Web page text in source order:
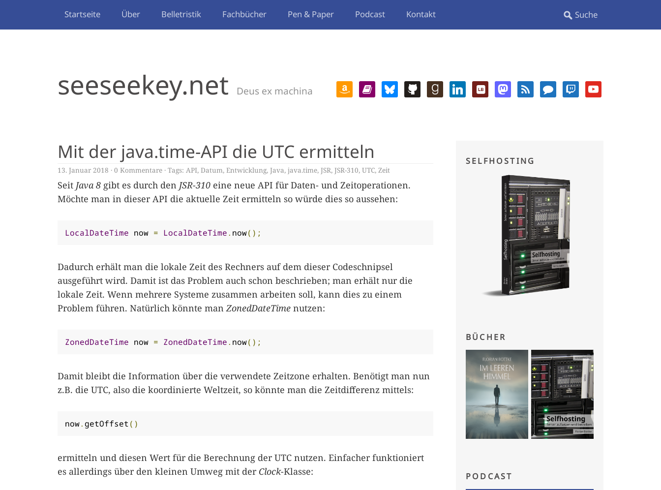
Startseite Über Belletristik Fachbücher Pen & Paper Podcast Kontakt
seeseekey.net Deus ex machina
Mit der java.time-API die UTC ermitteln
13. Januar 2018 0 Kommentare Tags: API, Datum, Entwicklung, Java, java.time, JSR, JSR-310, UTC, Zeit
Seit Java 8 gibt es durch den JSR-310 eine neue API für Daten- und Zeitoperationen.
Möchte man in dieser API die aktuelle Zeit ermitteln so würde dies so aussehen:
LocalDateTime now = LocalDateTime. now();
Dadurch erhält man die lokale Zeit des Rechners auf dem dieser Codeschnipsel
ausgeführt wird. Damit ist das Problem auch schon beschrieben; man erhält nur die
lokale Zeit. Wenn mehrere Systeme zusammen arbeiten soll, kann dies zu einem
Problem führen. Natürlich könnte manZonedDateTime nutzen:
ZonedDateTime now = ZonedDateTime. now();
Damit bleibt die Information über die verwendete Zeitzone erhalten. Benötigt man nun
z.B. die UTC, also die koordinierte Weltzeit, so könnte man die Zeitdifferenz mittels:
now. getOffset()
ermitteln und diesen Wert für die Berechnung der UTC nutzen. Einfacher funktioniert
es allerdings über den kleinen Umweg mit der Clock-Klasse:
SELFHOSTING
BÜCHER
PODCAST